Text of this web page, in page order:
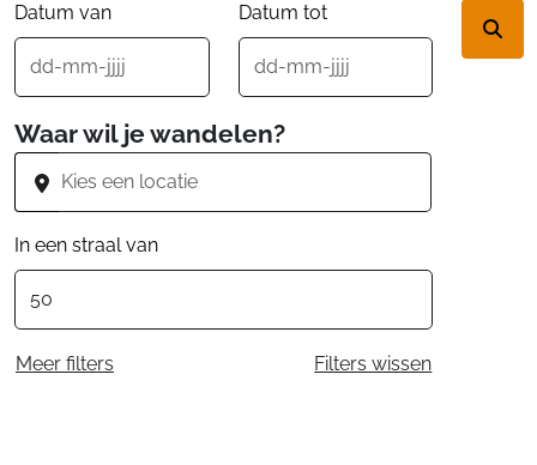
Datum van Datum tot
Waar wil je wandelen?
In een straal van
Meer filters Filters wissen